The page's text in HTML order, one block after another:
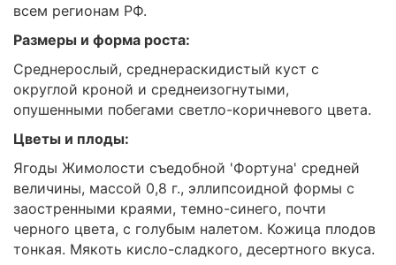
всем регионам РФ.
Размеры и форма роста:
Среднерослый, среднераскидистый куст с
округлой кроной и среднеизогнутыми,
опушенными побегами светло-коричневого цвета.
Цветы и плоды:
Ягоды Жимолости съедобной 'Фортуна' средней
величины, массой 0,8 г., эллипсоидной формы с
заостренными краями, темно-синего, почти
черного цвета, с голубым налетом. Кожица плодов
тонкая. Мякоть кисло-сладкого, десертного вкуса.